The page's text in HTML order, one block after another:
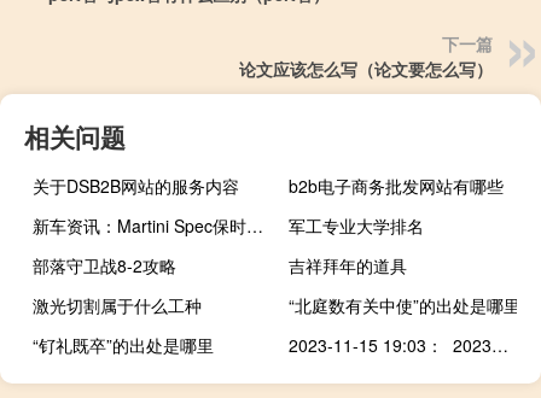
下一篇
论文应该怎么写（论文要怎么写）
相关问题
关于DSB2B网站的服务内容
b2b电子商务批发网站有哪些
新车资讯：Martini Spec保时捷718 Spyder诞生经典看上去如此新鲜
军工专业大学排名
部落守卫战8-2攻略
吉祥拜年的道具
激光切割属于什么工种
“北庭数有关中使”的出处是哪里
“钌礼既卒”的出处是哪里
2023-11-15 19:03： 2023年11月15日19时00分路况信息：因降大雾能见度低，绥北高速（绥化段）全线封闭。涉及收费站：绥北高速绥化西站、望奎站、绥棱站、海伦站、海北站。 ​​​
病理科过年有人吗